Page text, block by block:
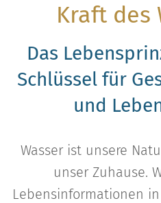
Kraft des
Das
Schlüssel für
und
Wasser ist unsere
unser Zuhause.
Lebensinformationen